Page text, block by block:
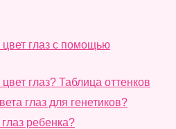
цвет глаз с помощью
глаз? Таблица оттенков
глаз для генетиков?
глаз ребенка?